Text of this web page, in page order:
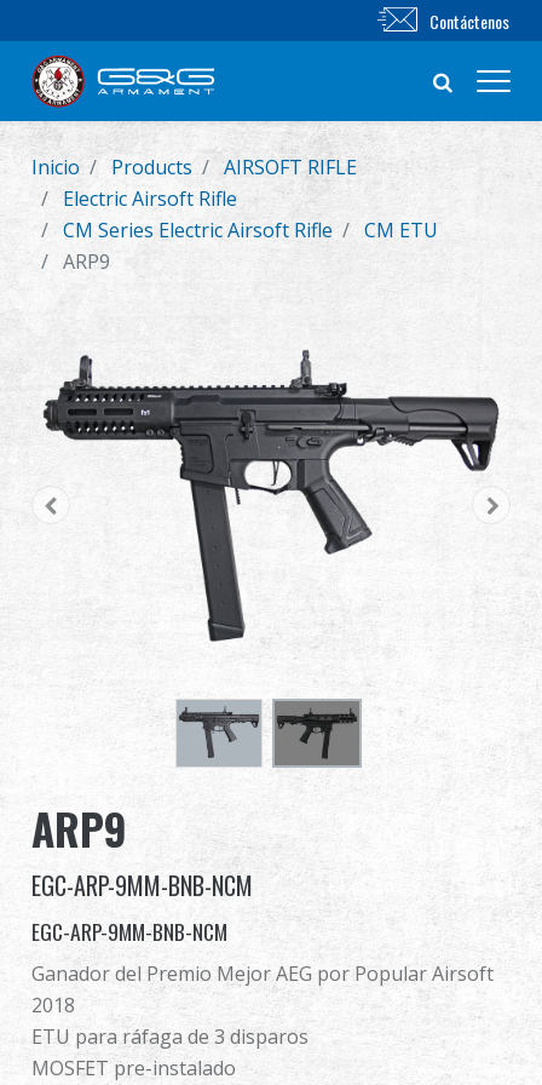
Nuevo producto
Airsoft Rifle
Piezas & Accesorios
BB Series
Sistema de Entrenamiento
Sobre nosotros
Competitions & Event
Soporte
Identificarse
繁體中文 English (US)
Français 日本語
Contáctenos
Inicio Products
AIRSOFT RIFLE
Electric Airsoft Rifle
CM Series Electric Airsoft Rifle
CM ETU
ARP9
ARP9
EGC-ARP-9MM-BNB-NCM
EGC-ARP-9MM-BNB-NCM
Ganador del Premio Mejor AEG por Popular Airsoft
2018
ETU para ráfaga de 3 disparos
MOSFET pre-instalado